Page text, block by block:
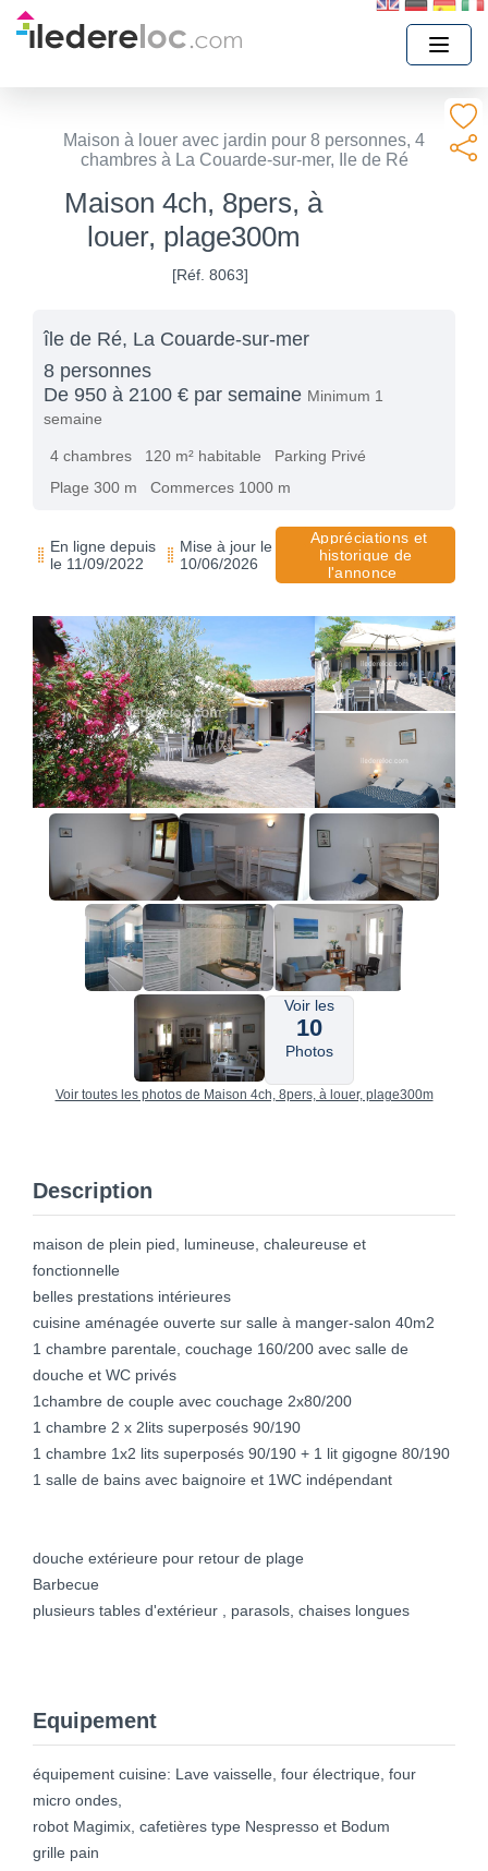
Maison à louer avec jardin pour 8 personnes, 4
chambres à La Couarde-sur-mer, Ile de Ré
Maison 4ch, 8pers, à
louer, plage300m
[Réf. 8063]
île de Ré, La Couarde-sur-mer
8 personnes
De 950 à 2100 € par semaine Minimum 1
semaine
4 chambres 120 m² habitable
Parking Privé
Plage 300 m
Commerces 1000 m
En ligne depuis
le 11/09/2022
Mise à jour le
10/06/2026
Appréciations et
historique de
l'annonce
Voir les
10
Photos
Voir toutes les photos de Maison 4ch, 8pers, à louer, plage300m
Description
maison de plein pied, lumineuse, chaleureuse et
fonctionnelle
belles prestations intérieures
cuisine aménagée ouverte sur salle à manger-salon 40m2
1 chambre parentale, couchage 160/200 avec salle de
douche et WC privés
1chambre de couple avec couchage 2x80/200
1 chambre 2 x 2lits superposés 90/190
1 chambre 1x2 lits superposés 90/190 + 1 lit gigogne 80/190
1 salle de bains avec baignoire et 1WC indépendant
douche extérieure pour retour de plage
Barbecue
plusieurs tables d'extérieur , parasols, chaises longues
Equipement
équipement cuisine: Lave vaisselle, four électrique, four
micro ondes,
robot Magimix, cafetières type Nespresso et Bodum
grille pain